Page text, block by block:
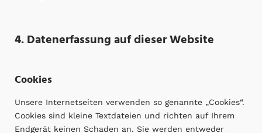
4. Datenerfassung auf dieser Website
Cookies
Unsere Internetseiten verwenden so genannte „Cookies“.
Cookies sind kleine Textdateien und richten auf Ihrem
Endgerät keinen Schaden an. Sie werden entweder